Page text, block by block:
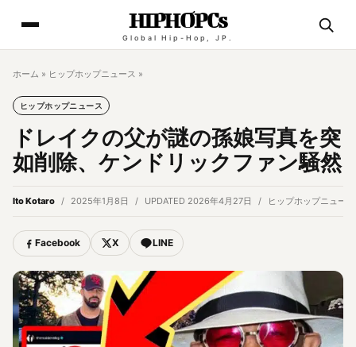
HIPHOPCs
Global Hip-Hop, JP.
ホーム » ヒップホップニュース »
ヒップホップニュース
ドレイクの父が謎の孫娘写真を突
如削除、ケンドリックファン騒然
Ito Kotaro 2025年1月8日 UPDATED 2026年4月27日 ヒップホップニュース
Facebook X LINE